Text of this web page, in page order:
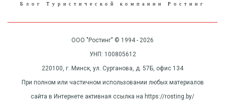
Блог Туристической компании Ростинг
ООО "Ростинг" © 1994 - 2026
УНП: 100805612
220100, г. Минск, ул. Сурганова, д. 57Б, офис 134
При полном или частичном использовании любых материалов
сайта в Интернете активная ссылка на https://rosting.by/